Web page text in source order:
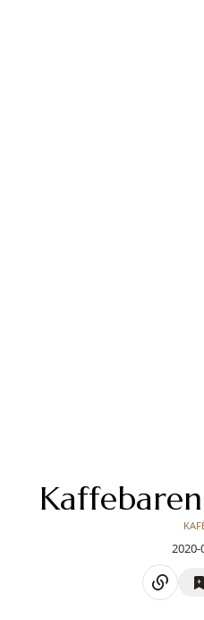
2020-